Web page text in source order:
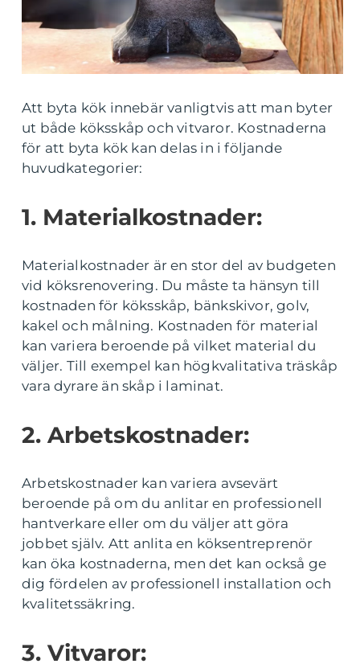
Att byta kök innebär vanligtvis att man byter
ut både köksskåp och vitvaror. Kostnaderna
för att byta kök kan delas in i följande
huvudkategorier:
1. Materialkostnader:
Materialkostnader är en stor del av budgeten
vid köksrenovering. Du måste ta hänsyn till
kostnaden för köksskåp, bänkskivor, golv,
kakel och målning. Kostnaden för material
kan variera beroende på vilket material du
väljer. Till exempel kan högkvalitativa träskåp
vara dyrare än skåp i laminat.
2. Arbetskostnader:
Arbetskostnader kan variera avsevärt
beroende på om du anlitar en professionell
hantverkare eller om du väljer att göra
jobbet själv. Att anlita en köksentreprenör
kan öka kostnaderna, men det kan också ge
dig fördelen av professionell installation och
kvalitetssäkring.
3. Vitvaror: